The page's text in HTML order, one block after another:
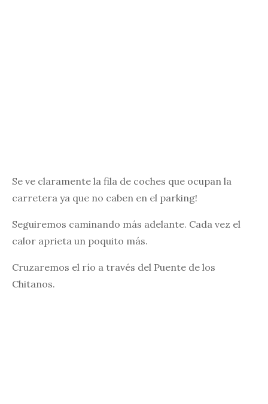
Se ve claramente la fila de coches que ocupan la
carretera ya que no caben en el parking!
Seguiremos caminando más adelante. Cada vez el
calor aprieta un poquito más.
Cruzaremos el río a través del Puente de los
Chitanos.